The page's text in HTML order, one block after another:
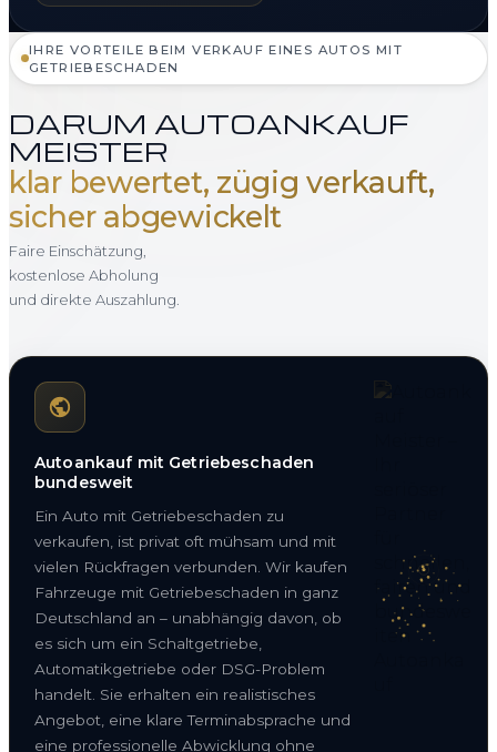
IHRE VORTEILE BEIM VERKAUF EINES AUTOS MIT
GETRIEBESCHADEN
DARUM AUTOANKAUF
MEISTER
klar bewertet, zügig verkauft,
sicher abgewickelt
Faire Einschätzung,
kostenlose Abholung
und direkte Auszahlung.
Autoankauf mit Getriebeschaden
bundesweit
Ein Auto mit Getriebeschaden zu
verkaufen, ist privat oft mühsam und mit
vielen Rückfragen verbunden. Wir kaufen
Fahrzeuge mit Getriebeschaden in ganz
Deutschland an – unabhängig davon, ob
es sich um ein Schaltgetriebe,
Automatikgetriebe oder DSG-Problem
handelt. Sie erhalten ein realistisches
Angebot, eine klare Terminabsprache und
eine professionelle Abwicklung ohne